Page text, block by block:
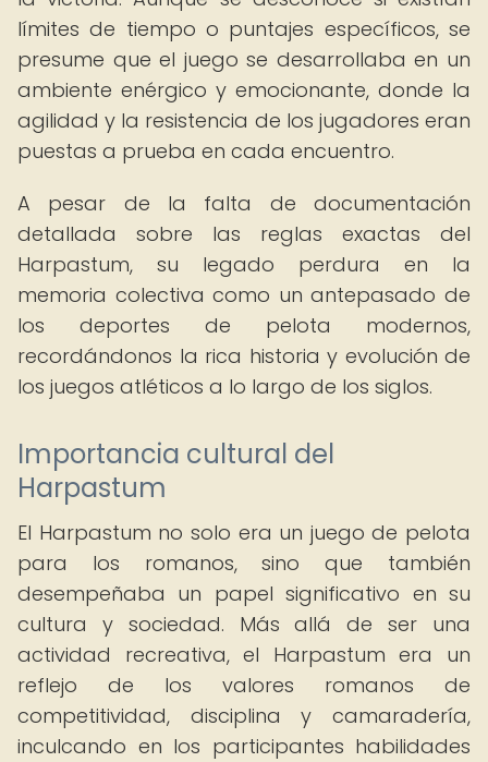
límites de tiempo o puntajes específicos, se
presume que el juego se desarrollaba en un
ambiente enérgico y emocionante, donde la
agilidad y la resistencia de los jugadores eran
puestas a prueba en cada encuentro.
A pesar de la falta de documentación
detallada sobre las reglas exactas del
Harpastum, su legado perdura en la
memoria colectiva como un antepasado de
los deportes de pelota modernos,
recordándonos la rica historia y evolución de
los juegos atléticos a lo largo de los siglos.
Importancia cultural del
Harpastum
El Harpastum no solo era un juego de pelota
para los romanos, sino que también
desempeñaba un papel significativo en su
cultura y sociedad. Más allá de ser una
actividad recreativa, el Harpastum era un
reflejo de los valores romanos de
competitividad, disciplina y camaradería,
inculcando en los participantes habilidades